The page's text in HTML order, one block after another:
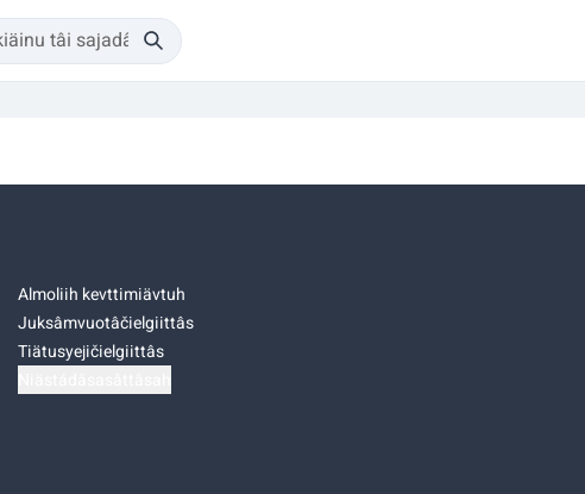
Almoliih kevttimiävtuh
Juksâmvuotâčielgiittâs
Tiätusyejičielgiittâs